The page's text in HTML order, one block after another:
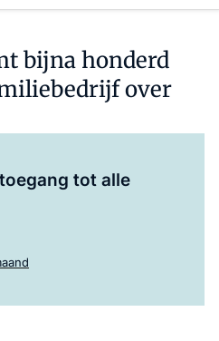
bijna honderd
over
tot alle